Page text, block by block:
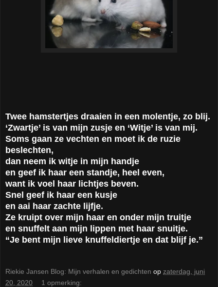
Twee hamstertjes draaien in een molentje, zo blij.
‘Zwartje’ is van mijn zusje en ‘Witje’ is van mij.
Soms gaan ze vechten en moet ik de ruzie
beslechten,
dan neem ik witje in mijn handje
en geef ik haar een standje, heel even,
want ik voel haar lichtjes beven.
Snel geef ik haar een kusje
en aai haar zachte lijfje.
Ze kruipt over mijn haar en onder mijn truitje
en snuffelt aan mijn lippen met haar snuitje.
“Je bent mijn lieve knuffeldiertje en dat blijf je.”
Riekie Jansen Blog: Mijn verhalen en gedichten op zaterdag, juni
20, 2020
1 opmerking: